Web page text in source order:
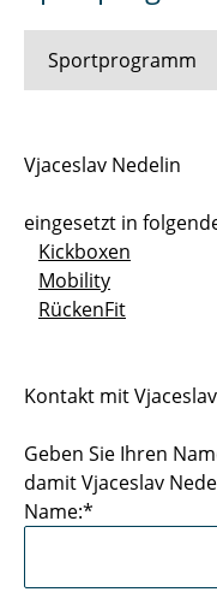
Sportprogramm
Differenzierung
Verletzt im HSP -
Versicherungen
Vjaceslav Nedelin
eingesetzt in
Kickboxen
Mobility
RückenFit
Kontakt mit
Geben Sie Ihren
damit Vjaceslav
Name:*